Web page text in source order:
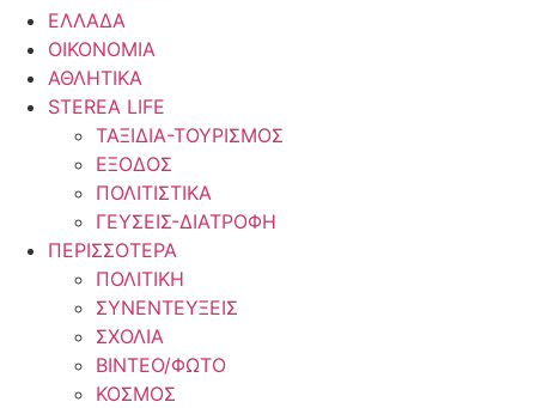
ΕΛΛΑΔΑ
ΟΙΚΟΝΟΜΙΑ
ΑΘΛΗΤΙΚΑ
STEREA LIFE
ΤΑΞΙΔΙΑ-ΤΟΥΡΙΣΜΟΣ
ΕΞΟΔΟΣ
ΠΟΛΙΤΙΣΤΙΚΑ
ΓΕΥΣΕΙΣ-ΔΙΑΤΡΟΦΗ
ΠΕΡΙΣΣΟΤΕΡΑ
ΠΟΛΙΤΙΚΗ
ΣΥΝΕΝΤΕΥΞΕΙΣ
ΣΧΟΛΙΑ
ΒΙΝΤΕΟ/ΦΩΤΟ
ΚΟΣΜΟΣ